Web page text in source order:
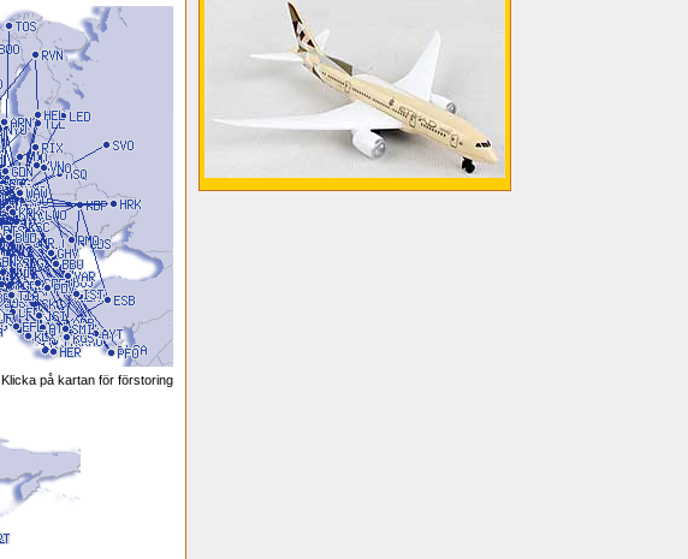
Klicka på kartan för förstoring